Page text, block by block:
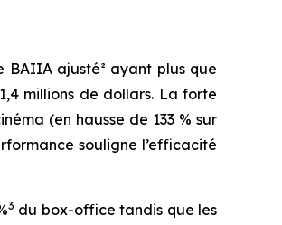
ajusté² ayant plus que
millions de dollars. La forte
(en hausse de 133 % sur
souligne l’efficacité
3 du box-office tandis que les